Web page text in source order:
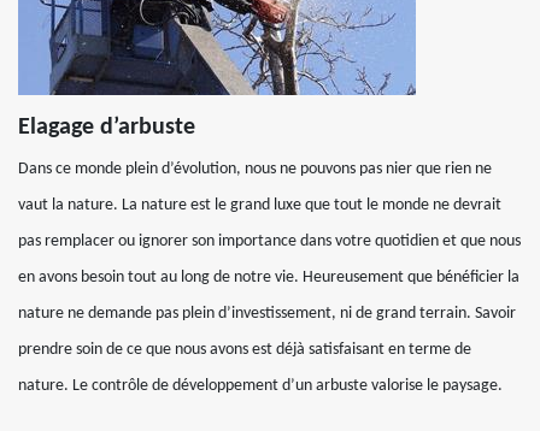
Elagage d’arbuste
Dans ce monde plein d’évolution, nous ne pouvons pas nier que rien ne
vaut la nature. La nature est le grand luxe que tout le monde ne devrait
pas remplacer ou ignorer son importance dans votre quotidien et que nous
en avons besoin tout au long de notre vie. Heureusement que bénéficier la
nature ne demande pas plein d’investissement, ni de grand terrain. Savoir
prendre soin de ce que nous avons est déjà satisfaisant en terme de
nature. Le contrôle de développement d’un arbuste valorise le paysage.